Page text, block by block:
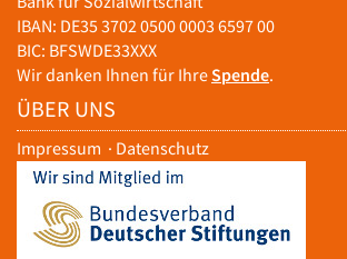
IBAN: DE35 3702 0500 0003 6597 00
BIC: BFSWDE33XXX
Wir danken Ihnen für IhreSpende.
ÜBER UNS
Impressum · Datenschutz